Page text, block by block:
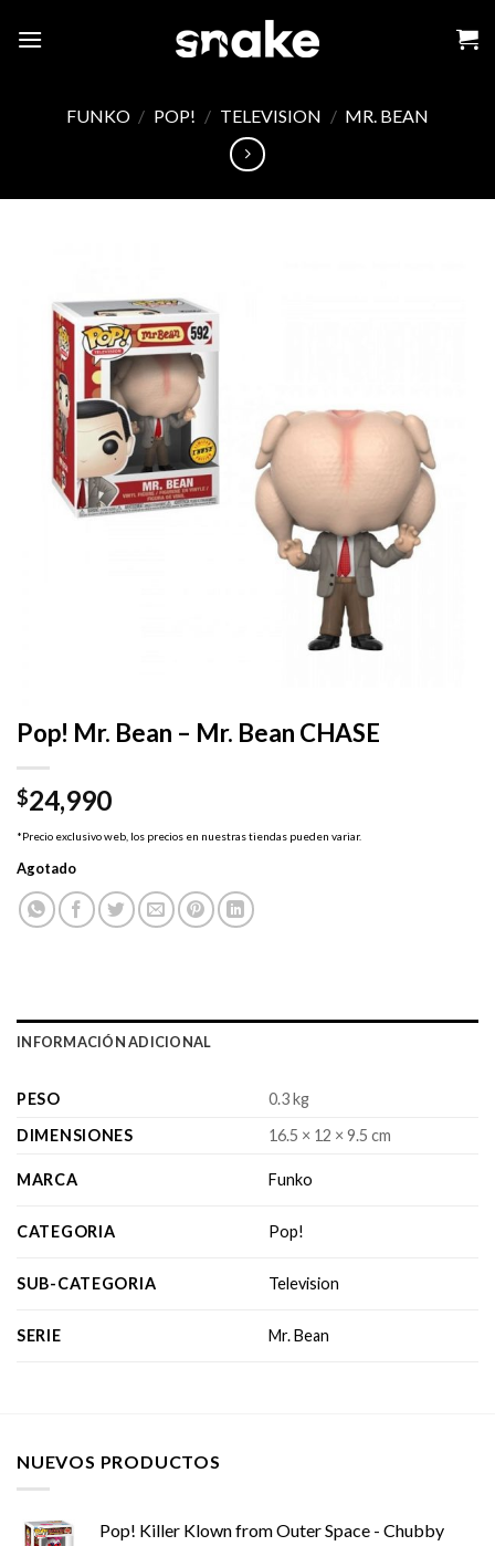
FUNKO / POP! / TELEVISION / MR. BEAN
Pop! Mr. Bean – Mr. Bean CHASE
$24,990
*Precio exclusivo web, los precios en nuestras tiendas pueden variar.
Agotado
INFORMACIÓN ADICIONAL
PESO
0.3 kg
DIMENSIONES
16.5 × 12 × 9.5 cm
MARCA Funko
CATEGORIA Pop!
SUB-CATEGORIA Television
SERIE Mr. Bean
NUEVOS PRODUCTOS
Pop! Killer Klown from Outer Space - Chubby